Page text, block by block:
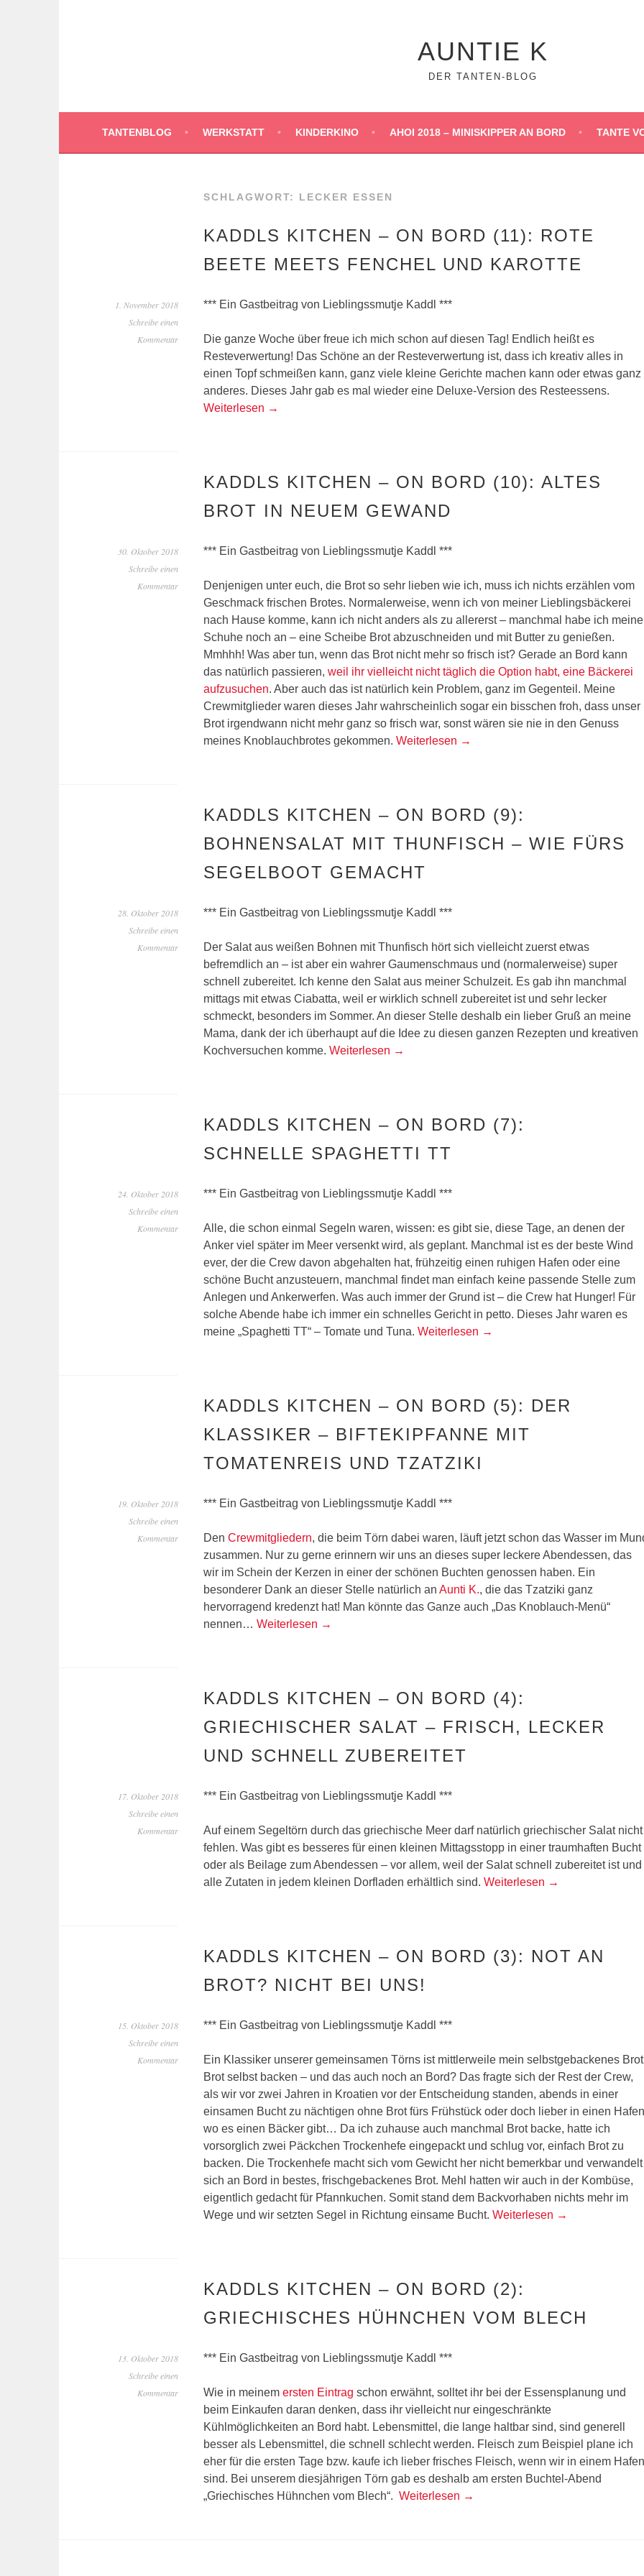
AUNTIE K
DER TANTEN-BLOG
TANTENBLOG WERKSTATT KINDERKINO AHOI 2018 – MINISKIPPER AN BORD TANTE
SCHLAGWORT: LECKER ESSEN
KADDLS KITCHEN – ON BORD (11): ROTE
BEETE MEETS FENCHEL UND KAROTTE
1. November 2018
Schreibe einen
Kommentar
*** Ein Gastbeitrag von Lieblingssmutje Kaddl ***
Die ganze Woche über freue ich mich schon auf diesen Tag! Endlich heißt es
Resteverwertung! Das Schöne an der Resteverwertung ist, dass ich kreativ alles in
einen Topf schmeißen kann, ganz viele kleine Gerichte machen kann oder etwas ganz
anderes. Dieses Jahr gab es mal wieder eine Deluxe-Version des Resteessens.
Weiterlesen →
KADDLS KITCHEN – ON BORD (10): ALTES
BROT IN NEUEM GEWAND
30. Oktober 2018
Schreibe einen
Kommentar
*** Ein Gastbeitrag von Lieblingssmutje Kaddl ***
Denjenigen unter euch, die Brot so sehr lieben wie ich, muss ich nichts erzählen vom
Geschmack frischen Brotes. Normalerweise, wenn ich von meiner Lieblingsbäckerei
nach Hause komme, kann ich nicht anders als zu allererst – manchmal habe ich meine
Schuhe noch an – eine Scheibe Brot abzuschneiden und mit Butter zu genießen.
Mmhhh! Was aber tun, wenn das Brot nicht mehr so frisch ist? Gerade an Bord kann
das natürlich passieren, weil ihr vielleicht nicht täglich die Option habt, eine Bäckerei
aufzusuchen. Aber auch das ist natürlich kein Problem, ganz im Gegenteil. Meine
Crewmitglieder waren dieses Jahr wahrscheinlich sogar ein bisschen froh, dass unser
Brot irgendwann nicht mehr ganz so frisch war, sonst wären sie nie in den Genuss
meines Knoblauchbrotes gekommen. Weiterlesen →
KADDLS KITCHEN – ON BORD (9):
BOHNENSALAT MIT THUNFISCH – WIE FÜRS
SEGELBOOT GEMACHT
28. Oktober 2018
Schreibe einen
Kommentar
*** Ein Gastbeitrag von Lieblingssmutje Kaddl ***
Der Salat aus weißen Bohnen mit Thunfisch hört sich vielleicht zuerst etwas
befremdlich an – ist aber ein wahrer Gaumenschmaus und (normalerweise) super
schnell zubereitet. Ich kenne den Salat aus meiner Schulzeit. Es gab ihn manchmal
mittags mit etwas Ciabatta, weil er wirklich schnell zubereitet ist und sehr lecker
schmeckt, besonders im Sommer. An dieser Stelle deshalb ein lieber Gruß an meine
Mama, dank der ich überhaupt auf die Idee zu diesen ganzen Rezepten und kreativen
Kochversuchen komme. Weiterlesen →
KADDLS KITCHEN – ON BORD (7):
SCHNELLE SPAGHETTI TT
24. Oktober 2018
Schreibe einen
Kommentar
*** Ein Gastbeitrag von Lieblingssmutje Kaddl ***
Alle, die schon einmal Segeln waren, wissen: es gibt sie, diese Tage, an denen der
Anker viel später im Meer versenkt wird, als geplant. Manchmal ist es der beste Wind
ever, der die Crew davon abgehalten hat, frühzeitig einen ruhigen Hafen oder eine
schöne Bucht anzusteuern, manchmal findet man einfach keine passende Stelle zum
Anlegen und Ankerwerfen. Was auch immer der Grund ist – die Crew hat Hunger! Für
solche Abende habe ich immer ein schnelles Gericht in petto. Dieses Jahr waren es
meine „Spaghetti TT“ – Tomate und Tuna. Weiterlesen →
KADDLS KITCHEN – ON BORD (5): DER
KLASSIKER – BIFTEKIPFANNE MIT
TOMATENREIS UND TZATZIKI
19. Oktober 2018
Schreibe einen
Kommentar
*** Ein Gastbeitrag von Lieblingssmutje Kaddl ***
Den Crewmitgliedern, die beim Törn dabei waren, läuft jetzt schon das Wasser im
zusammen. Nur zu gerne erinnern wir uns an dieses super leckere Abendessen, das
wir im Schein der Kerzen in einer der schönen Buchten genossen haben. Ein
besonderer Dank an dieser Stelle natürlich an Aunti K., die das Tzatziki ganz
hervorragend kredenzt hat! Man könnte das Ganze auch „Das Knoblauch-Menü“
nennen… Weiterlesen →
KADDLS KITCHEN – ON BORD (4):
GRIECHISCHER SALAT – FRISCH, LECKER
UND SCHNELL ZUBEREITET
17. Oktober 2018
Schreibe einen
Kommentar
*** Ein Gastbeitrag von Lieblingssmutje Kaddl ***
Auf einem Segeltörn durch das griechische Meer darf natürlich griechischer Salat nicht
fehlen. Was gibt es besseres für einen kleinen Mittagsstopp in einer traumhaften Bucht
oder als Beilage zum Abendessen – vor allem, weil der Salat schnell zubereitet ist und
alle Zutaten in jedem kleinen Dorfladen erhältlich sind. Weiterlesen →
KADDLS KITCHEN – ON BORD (3): NOT AN
BROT? NICHT BEI UNS!
15. Oktober 2018
Schreibe einen
Kommentar
*** Ein Gastbeitrag von Lieblingssmutje Kaddl ***
Ein Klassiker unserer gemeinsamen Törns ist mittlerweile mein selbstgebackenes
Brot selbst backen – und das auch noch an Bord? Das fragte sich der Rest der Crew,
als wir vor zwei Jahren in Kroatien vor der Entscheidung standen, abends in einer
einsamen Bucht zu nächtigen ohne Brot fürs Frühstück oder doch lieber in einen
wo es einen Bäcker gibt… Da ich zuhause auch manchmal Brot backe, hatte ich
vorsorglich zwei Päckchen Trockenhefe eingepackt und schlug vor, einfach Brot zu
backen. Die Trockenhefe macht sich vom Gewicht her nicht bemerkbar und verwandelt
sich an Bord in bestes, frischgebackenes Brot. Mehl hatten wir auch in der Kombüse,
eigentlich gedacht für Pfannkuchen. Somit stand dem Backvorhaben nichts mehr im
Wege und wir setzten Segel in Richtung einsame Bucht. Weiterlesen →
KADDLS KITCHEN – ON BORD (2):
GRIECHISCHES HÜHNCHEN VOM BLECH
13. Oktober 2018
Schreibe einen
Kommentar
*** Ein Gastbeitrag von Lieblingssmutje Kaddl ***
Wie in meinem ersten Eintrag schon erwähnt, solltet ihr bei der Essensplanung und
beim Einkaufen daran denken, dass ihr vielleicht nur eingeschränkte
Kühlmöglichkeiten an Bord habt. Lebensmittel, die lange haltbar sind, sind generell
besser als Lebensmittel, die schnell schlecht werden. Fleisch zum Beispiel plane ich
eher für die ersten Tage bzw. kaufe ich lieber frisches Fleisch, wenn wir in einem Hafen
sind. Bei unserem diesjährigen Törn gab es deshalb am ersten Buchtel-Abend
„Griechisches Hühnchen vom Blech“. Weiterlesen →